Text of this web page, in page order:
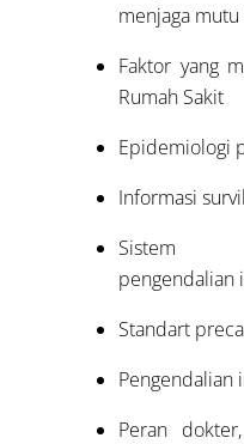
menjaga
Faktor yang
Rumah Sakit
Epidemiologi
Informasi
Sistem
pengendalian
Standart
Pengendalian
Peran